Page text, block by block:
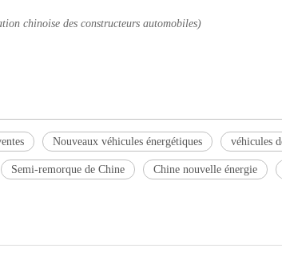
chinoise des constructeurs automobiles)
Nouveaux véhicules énergétiques véhicules
Semi-remorque de Chine Chine nouvelle énergie